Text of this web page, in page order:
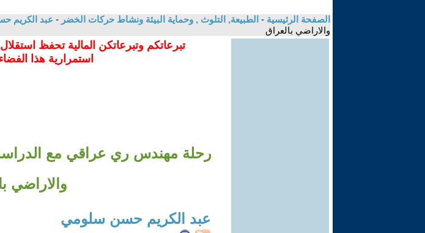
الصفحة الرئيسية - الطبيعة, التلوث , وحماية البيئة ونشاط حركات الخضر - عبد الكريم
والاراضي بالعراق
تبرعاتكم وتبرعاتكن المالية تحفظ
استمرارية هذا
رحلة مهندس ري عراقي مع الدراسة
والاراضي
عبد الكريم حسن سلومي